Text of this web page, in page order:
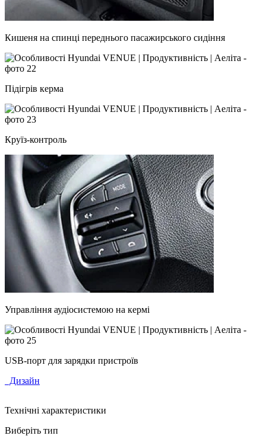
Кишеня на спинці переднього пасажирського сидіння
Підігрів керма
Круїз-контроль
Управління аудіосистемою на кермі
USB-порт для зарядки пристроїв
Дизайн
Технічні характеристики
Виберіть тип